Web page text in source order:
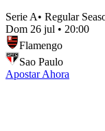
Serie A• Regular
Dom 26 jul • 20:00
Flamengo
Sao Paulo
Apostar Ahora